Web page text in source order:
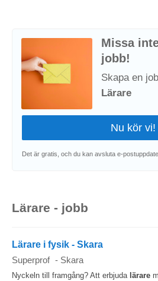
Missa
jobb!
Skapa en
Lärare
Det är gratis, och du kan avsluta e-
Lärare - jobb
Lärare i fysik - Skara
Superprof - Skara
Nyckeln till framgång? Att erbjuda lärare